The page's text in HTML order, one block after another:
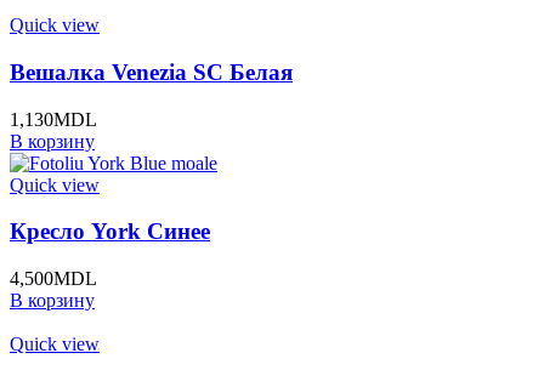
Quick view
Вешалка Venezia SC Белая
1,130MDL
В корзину
Quick view
Кресло York Синее
4,500MDL
В корзину
Quick view